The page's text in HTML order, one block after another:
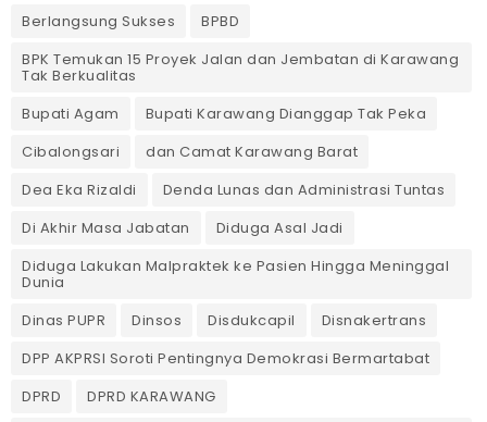
Berlangsung Sukses
BPBD
BPK Temukan 15 Proyek Jalan dan Jembatan di Karawang
Tak Berkualitas
Bupati Agam
Bupati Karawang Dianggap Tak Peka
Cibalongsari
dan Camat Karawang Barat
Dea Eka Rizaldi
Denda Lunas dan Administrasi Tuntas
‎Di Akhir Masa Jabatan
Diduga Asal Jadi
Diduga Lakukan Malpraktek ke Pasien Hingga Meninggal
Dunia
Dinas PUPR
Dinsos Disdukcapil
Disnakertrans
DPP AKPRSI Soroti Pentingnya Demokrasi Bermartabat
DPRD
DPRD KARAWANG